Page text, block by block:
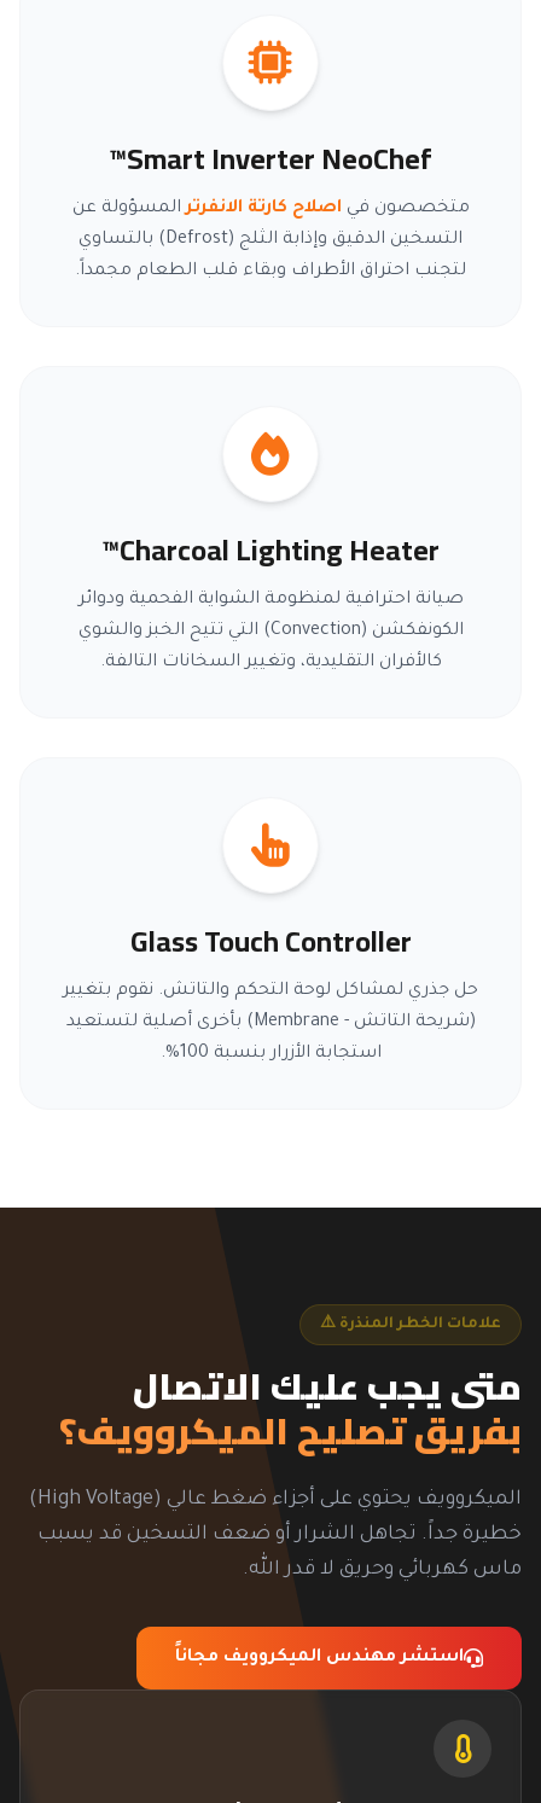
Smart Inverter NeoChef™
متخصصون في اصلاح كارتة الانفرترالمسؤولة عن
التسخين الدقيق وإذابة الثلج (Defrost) بالتساوي
لتجنب احتراق الأطراف وبقاء قلب الطعام مجمداً.
Charcoal Lighting Heater™
صيانة احترافية لمنظومة الشواية الفحمية ودوائر
الكونفكشن (Convection) التي تتيح الخبز والشوي
كالأفران التقليدية، وتغيير السخانات التالفة.
Glass Touch Controller
حل جذري لمشاكل لوحة التحكم والتاتش. نقوم بتغيير
(شريحة التاتش - Membrane) بأخرى أصلية لتستعيد
استجابة الأزرار بنسبة 100%.
علامات الخطر المنذرة ⚠️
متى يجب عليك الاتصال
بفريق تصليح الميكروويف؟
الميكروويف يحتوي على أجزاء ضغط عالي (High Voltage)
خطيرة جداً. تجاهل الشرار أو ضعف التسخين قد يسبب
ماس كهربائي وحريق لا قدر الله.
استشر مهندس الميكروويف مجاناً